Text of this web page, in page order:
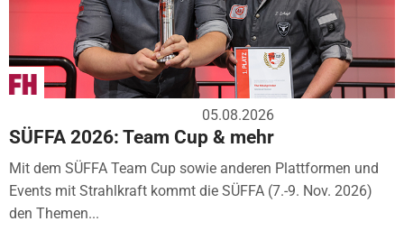
05.08.2026
SÜFFA 2026: Team Cup & mehr
Mit dem SÜFFA Team Cup sowie anderen Plattformen und
Events mit Strahlkraft kommt die SÜFFA (7.-9. Nov. 2026)
den Themen...